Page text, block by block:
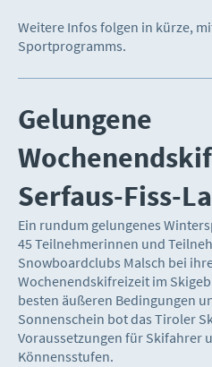
Weitere Infos folgen in kürze,
Sportprogramms.
Gelungene
Serfaus-Fiss-
Ein rundum gelungenes
45 Teilnehmerinnen und
Snowboardclubs Malsch bei
Wochenendskifreizeit im
besten äußeren Bedingungen
Sonnenschein bot das Tiroler
Voraussetzungen für Skifahrer
Könnensstufen.